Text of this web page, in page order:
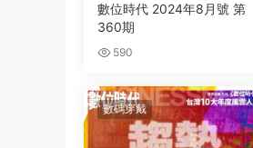
數位時代 2024年8月號 第
360期
590
數碼穿戴